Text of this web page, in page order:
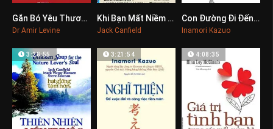
0
Gắn Bó Yêu Thương
Dr Amir Levine
0Khi Bạn Mất Niềm Tin
Jack Canfield
0Con Đường Đi Đến Thành Công Bằng Sự Tử Tế
Inamori Kazuo
3:28:55 3:21:54 4:08:35